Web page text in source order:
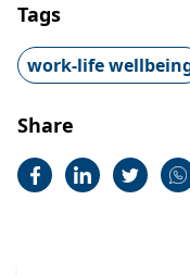
Tags
work-life
Share